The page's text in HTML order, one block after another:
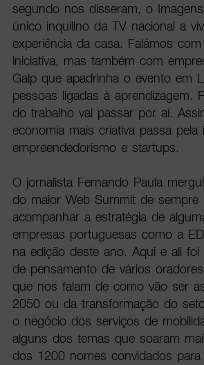
segundo nos disseram, o
único inquilino da TV nacional a
experiência da casa. Falámos
iniciativa, mas também com
Galp que apadrinha o evento em
pessoas ligadas à aprendizagem.
do trabalho vai passar por aí.
economia mais criativa passa pela
empreendedorismo e startups.
O jornalista Fernando Paula
do maior Web Summit de sempre
acompanhar a estratégia de
empresas portuguesas como a
na edição deste ano. Aqui e ali foi
de pensamento de vários
que nos falam de como vão ser
2050 ou da transformação do
o negócio dos serviços de
alguns dos temas que soaram
dos 1200 nomes convidados